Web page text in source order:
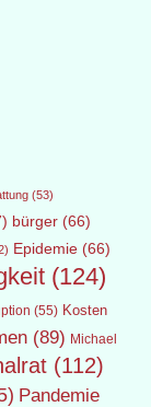
(53)
bürger (66)
Epidemie (66)
(124)
(55) Kosten
(89) Michael
(112)
Pandemie